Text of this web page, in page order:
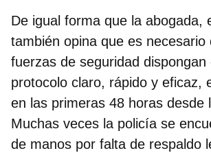
De igual forma que la abogada,
también opina que es necesario
fuerzas de seguridad dispongan
protocolo claro, rápido y eficaz,
en las primeras 48 horas desde
Muchas veces la policía se
de manos por falta de respaldo